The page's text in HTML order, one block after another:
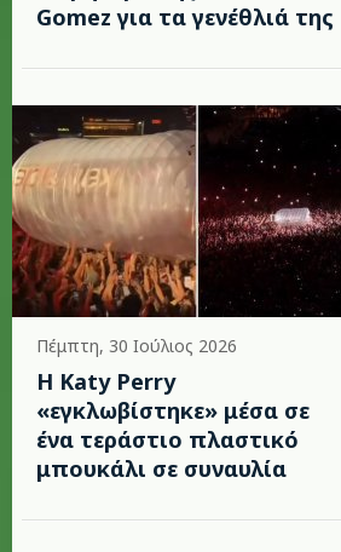
Gomez για τα γενέθλιά της
Πέμπτη, 30 Ιούλιος 2026
H Katy Perry
«εγκλωβίστηκε» μέσα σε
ένα τεράστιο πλαστικό
μπουκάλι σε συναυλία